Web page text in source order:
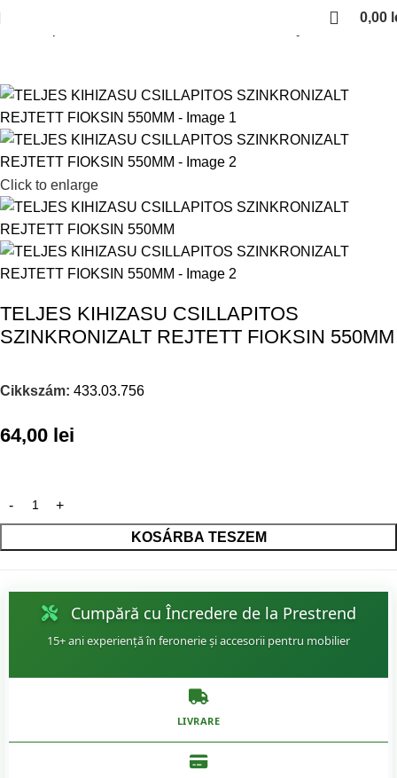
0,00
Rejtett fioksinek
Click to enlarge
TELJES KIHIZASU CSILLAPITOS
SZINKRONIZALT REJTETT FIOKSIN 550MM
Cikkszám: 433.03.756
64,00 lei
KOSÁRBA TESZEM
Cumpără cu Încredere de la Prestrend
15+ ani experiență în feronerie și accesorii pentru mobilier
LIVRARE